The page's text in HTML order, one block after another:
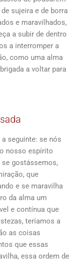
sujeira e de borra
e maravilhados,
a subir de dentro
a interromper a
como uma alma
a voltar para
seguinte: se nós
nosso espírito
se gostássemos,
que
e se maravilha
da alma um
e contínua que
teríamos a
as coisas
que essas
essa ordem de